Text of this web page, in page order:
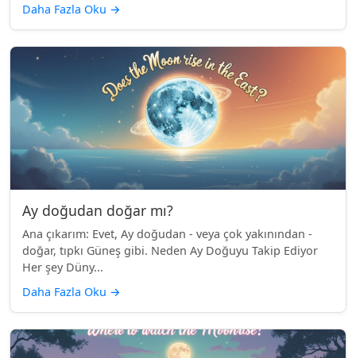
Daha Fazla Oku →
Ay doğudan doğar mı?
Ana çıkarım: Evet, Ay doğudan - veya çok yakınından -
doğar, tıpkı Güneş gibi. Neden Ay Doğuyu Takip Ediyor
Her şey Düny...
Daha Fazla Oku →